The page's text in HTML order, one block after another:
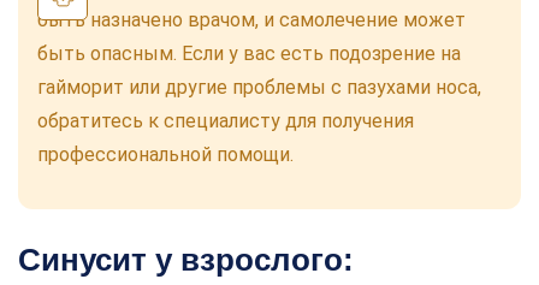
быть назначено врачом, и самолечение может
быть опасным. Если у вас есть подозрение на
гайморит или другие проблемы с пазухами носа,
обратитесь к специалисту для получения
профессиональной помощи.
Синусит у взрослого: